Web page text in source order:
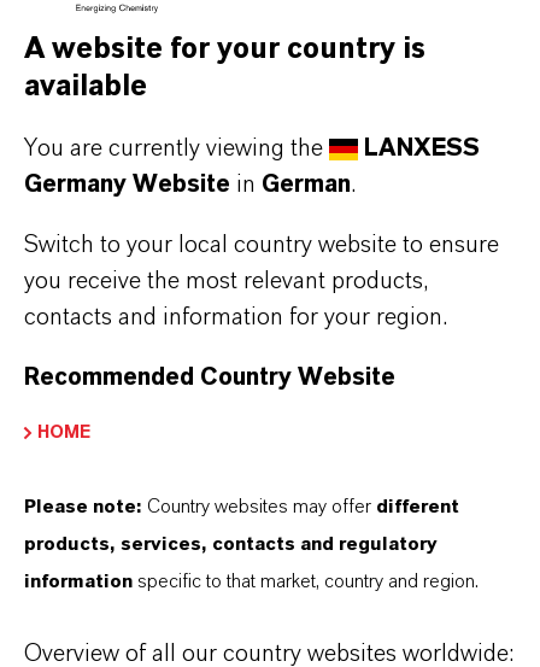
Partnerschaften. Dies gilt auch für unsere
Steuerpolitik
verantwortungsbewusste Steuerpraxis
sicherstellt, die einen Beitrag zur
globalen Vorschriften einhält.
Durch die Einhaltung dieser Verpflichtungen
NachhaltigkeitundVerantwortlichkeit
A website for your country is
available
You are currently viewing the
LANXESS
Germany Website in German.
Switch to your local country website to ensure
you receive the most relevant products,
contacts and information for your region.
Recommended Country Website
HOME
Please note: Country websites may offer different
products, services, contacts and regulatory
information specific to that market, country and region.
Overview of all our country websites worldwide: